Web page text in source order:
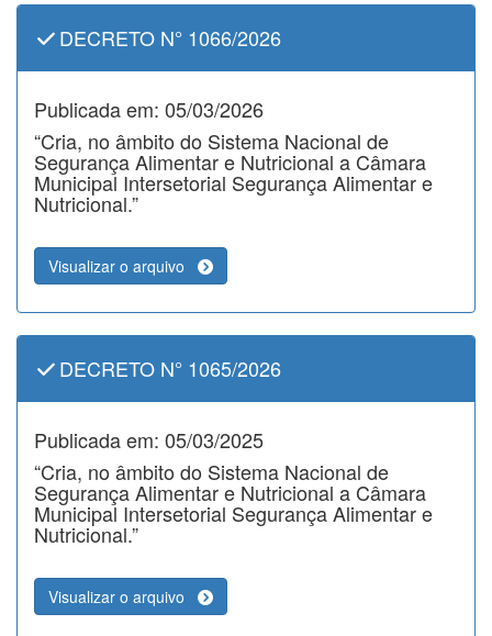
DECRETO N° 1066/2026
Publicada em: 05/03/2026
“Cria, no âmbito do Sistema Nacional de
Segurança Alimentar e Nutricional a Câmara
Municipal Intersetorial Segurança Alimentar e
Nutricional.”
Visualizar o arquivo
DECRETO N° 1065/2026
Publicada em: 05/03/2025
“Cria, no âmbito do Sistema Nacional de
Segurança Alimentar e Nutricional a Câmara
Municipal Intersetorial Segurança Alimentar e
Nutricional.”
Visualizar o arquivo